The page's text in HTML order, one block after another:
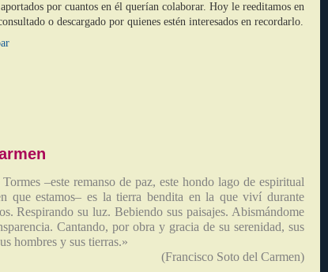
por cuantos en él querían colaborar. Hoy le reeditamos en
o descargado por quienes estén interesados en recordarlo.
–este remanso de paz, este hondo lago de espiritual
que estamos– es la tierra bendita en la que viví durante
Respirando su luz. Bebiendo sus paisajes. Abismándome
Cantando, por obra y gracia de su serenidad, sus
hombres y sus tierras.»
(Francisco Soto del Carmen)